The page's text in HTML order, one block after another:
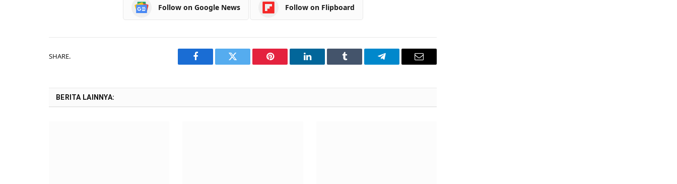
Follow on Google News Follow on Flipboard
SHARE.
Facebook Twitter Pinterest LinkedIn Tumblr Telegram Email
BERITA LAINNYA: